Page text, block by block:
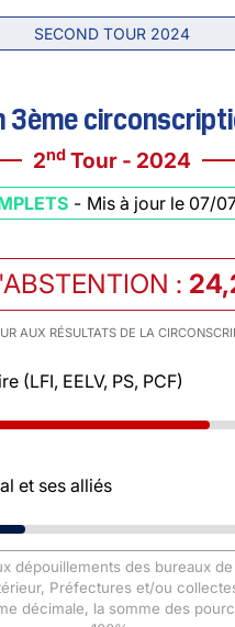
SECOND TOUR 2024
2nd Tour - 2024
- Mis à jour le 07/
:
AUX RÉSULTATS DE LA
(LFI, EELV, PS, PCF)
et ses alliés
dépouillements des bureaux
Préfectures et/ou
décimale, la somme des